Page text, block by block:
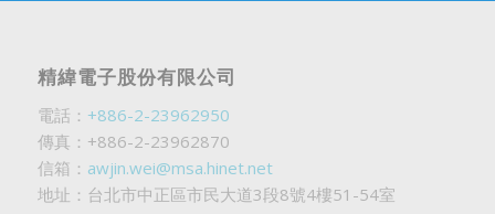
精緯電子股份有限公司
電話： +886-2-23962950
傳真：+886-2-23962870
信箱： awjin.wei@msa.hinet.net
地址：台北市中正區市民大道3段8號4樓51-54室